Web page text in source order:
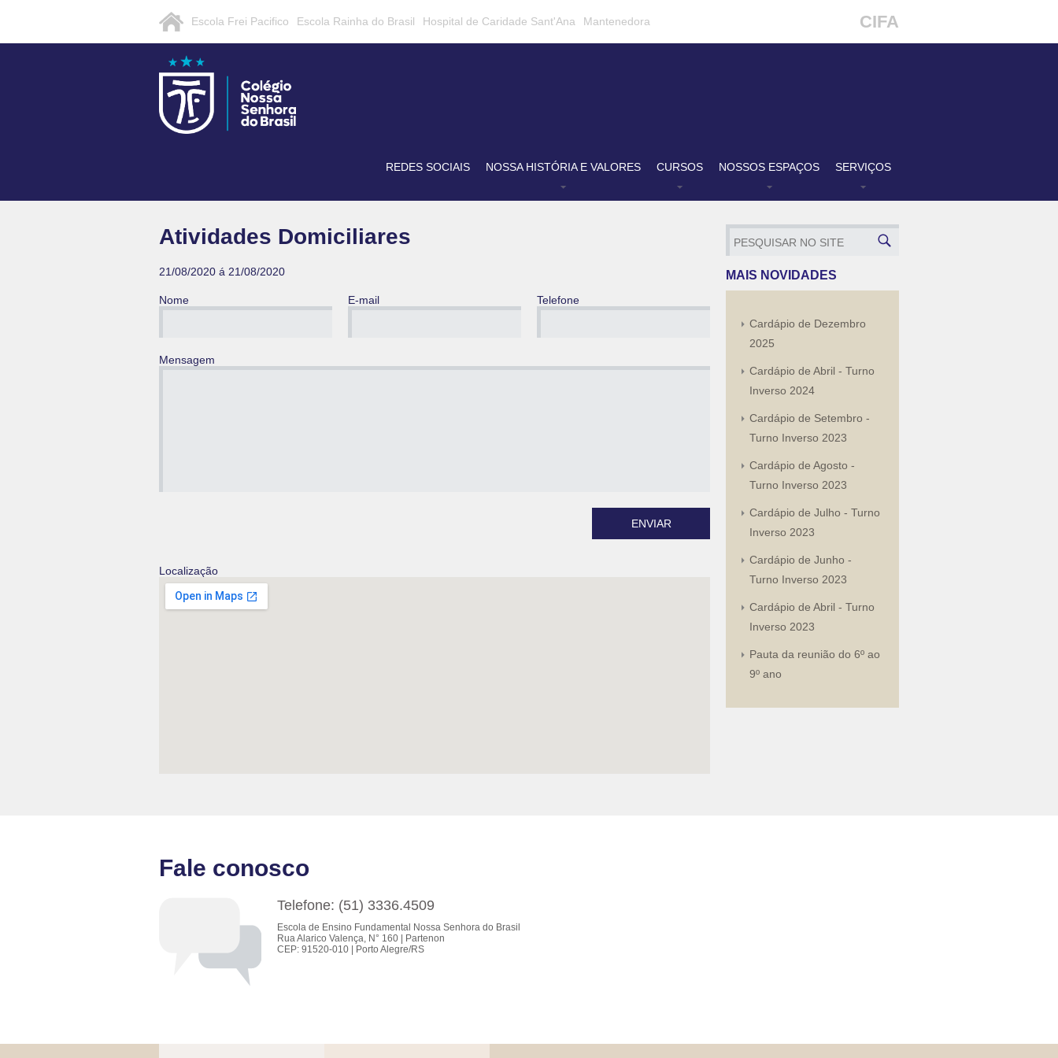
Escola Frei Pacifico Escola Rainha do Brasil Hospital de Caridade Sant'Ana Mantenedora CIFA
REDES SOCIAIS NOSSA HISTÓRIA E VALORES CURSOS NOSSOS ESPAÇOS SERVIÇOS
Atividades Domiciliares
21/08/2020 á 21/08/2020
Nome E-mail Telefone
Mensagem
ENVIAR
Localização
MAIS NOVIDADES
Cardápio de Dezembro
2025
Cardápio de Abril - Turno
Inverso 2024
Cardápio de Setembro -
Turno Inverso 2023
Cardápio de Agosto -
Turno Inverso 2023
Cardápio de Julho - Turno
Inverso 2023
Cardápio de Junho -
Turno Inverso 2023
Cardápio de Abril - Turno
Inverso 2023
Pauta da reunião do 6º ao
9º ano
Fale conosco
Telefone: (51) 3336.4509
Escola de Ensino Fundamental Nossa Senhora do Brasil
Rua Alarico Valença, N° 160 | Partenon
CEP: 91520-010 | Porto Alegre/RS